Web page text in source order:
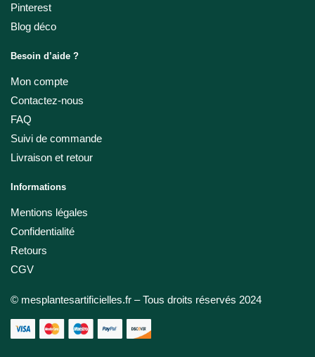
Pinterest
Blog déco
Besoin d’aide ?
Mon compte
Contactez-nous
FAQ
Suivi de commande
Livraison et retour
Informations
Mentions légales
Confidentialité
Retours
CGV
© mesplantesartificielles.fr – Tous droits réservés 2024